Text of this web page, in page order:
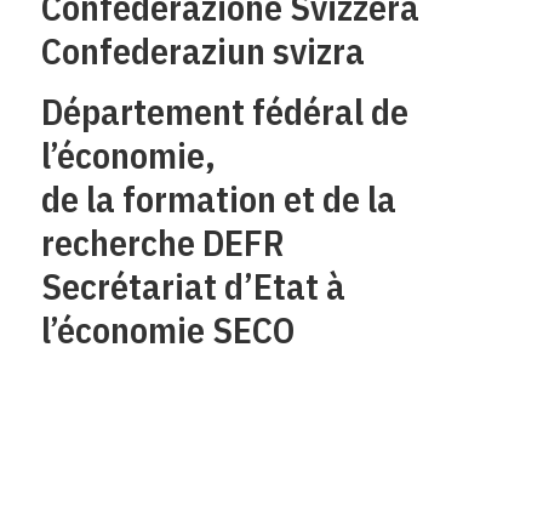
Confederaziun svizra
Département fédéral de
l’économie,
de la formation et de la
recherche DEFR
Secrétariat d’Etat à
l’économie SECO